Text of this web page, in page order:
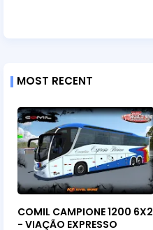
MOST RECENT
COMIL CAMPIONE 1200 6X2
- VIAÇÃO EXPRESSO